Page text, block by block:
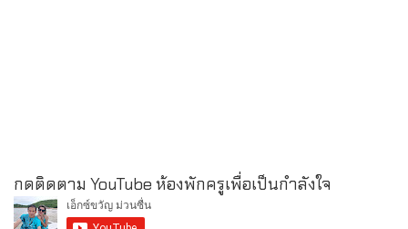
กดติดตาม YouTube ห้องพักครูเพื่อเป็นกำลังใจ